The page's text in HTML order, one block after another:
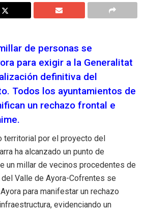
de personas se
para exigir a la Generalitat
definitiva del
Todos los ayuntamientos de
un rechazo frontal e
territorial por el proyecto del
ha alcanzado un punto de
un millar de vecinos procedentes de
Valle de Ayora-Cofrentes se
para manifestar un rechazo
evidenciando un